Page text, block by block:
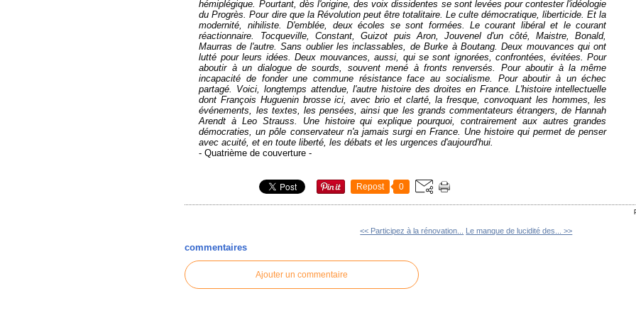
hémiplégique. Pourtant, dès l'origine, des voix dissidentes se sont levées pour contester l'idéologie
du Progrès. Pour dire que la Révolution peut être totalitaire. Le culte démocratique, liberticide. Et la
modernité, nihiliste. D'emblée, deux écoles se sont formées. Le courant libéral et le courant
réactionnaire. Tocqueville, Constant, Guizot puis Aron, Jouvenel d'un côté, Maistre, Bonald,
Maurras de l'autre. Sans oublier les inclassables, de Burke à Boutang. Deux mouvances qui ont
lutté pour leurs idées. Deux mouvances, aussi, qui se sont ignorées, confrontées, évitées. Pour
aboutir à un dialogue de sourds, souvent mené à fronts renversés. Pour aboutir à la même
incapacité de fonder une commune résistance face au socialisme. Pour aboutir à un échec
partagé. Voici, longtemps attendue, l'autre histoire des droites en France. L'histoire intellectuelle
dont François Huguenin brosse ici, avec brio et clarté, la fresque, convoquant les hommes, les
événements, les textes, les pensées, ainsi que les grands commentateurs étrangers, de Hannah
Arendt à Leo Strauss. Une histoire qui explique pourquoi, contrairement aux autres grandes
démocraties, un pôle conservateur n'a jamais surgi en France. Une histoire qui permet de penser
avec acuité, et en toute liberté, les débats et les urgences d'aujourd'hui.
- Quatrième de couverture -
Repost 0
<< Participez à la rénovation... Le manque de lucidité des... >>
commentaires
Ajouter un commentaire